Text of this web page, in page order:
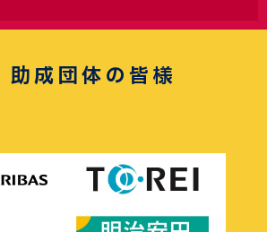
助成団体の皆様